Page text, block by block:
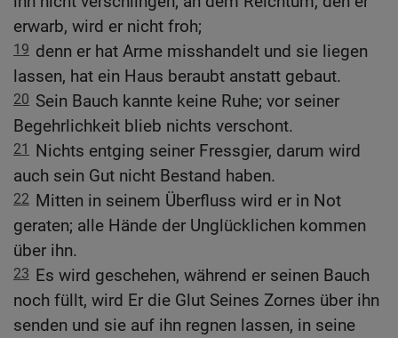
erwarb, wird er nicht froh;
19 denn er hat Arme misshandelt und sie liegen
lassen, hat ein Haus beraubt anstatt gebaut.
20 Sein Bauch kannte keine Ruhe; vor seiner
Begehrlichkeit blieb nichts verschont.
21
Nichts entging seiner Fressgier, darum wird
auch sein Gut nicht Bestand haben.
22 Mitten in seinem Überfluss wird er in Not
geraten; alle Hände der Unglücklichen kommen
über ihn.
23 Es wird geschehen, während er seinen Bauch
noch füllt, wird Er die Glut Seines Zornes über ihn
senden und sie auf ihn regnen lassen, in seine